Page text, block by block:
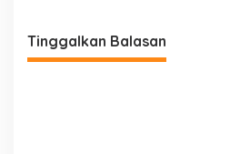
Tinggalkan Balasan